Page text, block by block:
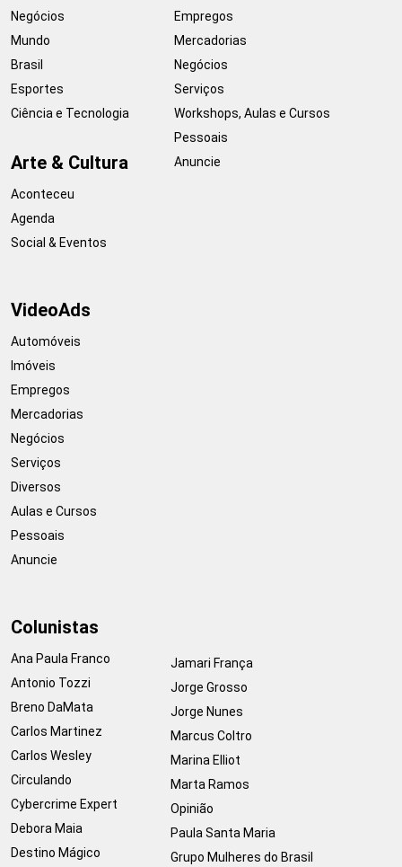
Negócios
Mundo
Brasil
Esportes
Ciência e Tecnologia
Arte & Cultura
Aconteceu
Agenda
Social & Eventos
Empregos
Mercadorias
Negócios
Serviços
Workshops, Aulas e Cursos
Pessoais
Anuncie
VideoAds
Automóveis
Imóveis
Empregos
Mercadorias
Negócios
Serviços
Diversos
Aulas e Cursos
Pessoais
Anuncie
Colunistas
Ana Paula Franco
Antonio Tozzi
Breno DaMata
Carlos Martinez
Carlos Wesley
Circulando
Cybercrime Expert
Debora Maia
Destino Mágico
Jamari França
Jorge Grosso
Jorge Nunes
Marcus Coltro
Marina Elliot
Marta Ramos
Opinião
Paula Santa Maria
Grupo Mulheres do Brasil